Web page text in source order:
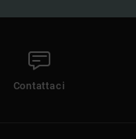
Contattaci